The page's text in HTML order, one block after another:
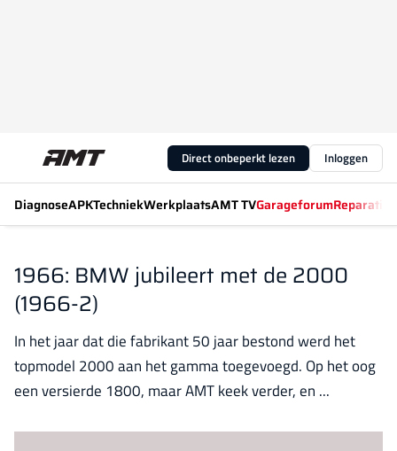
Direct onbeperkt lezen Inloggen
DiagnoseAPKTechniekWerkplaatsAMT TVGarageforum
1966: BMW jubileert met de 2000
(1966-2)
In het jaar dat die fabrikant 50 jaar bestond werd het
topmodel 2000 aan het gamma toegevoegd. Op het oog
een versierde 1800, maar AMT keek verder, en ...